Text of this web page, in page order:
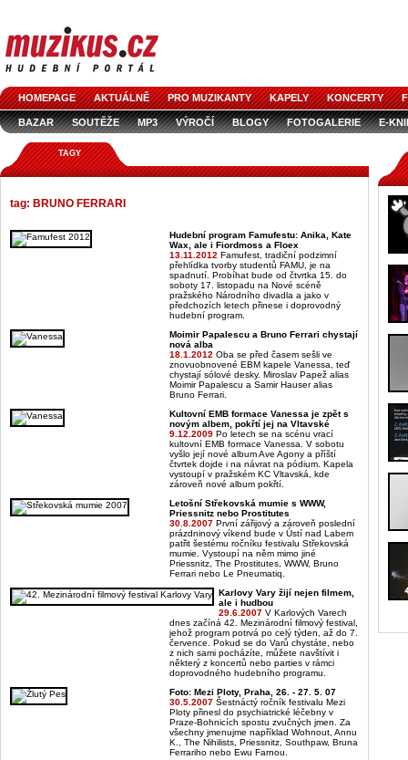
HOMEPAGE AKTUÁLNĚ PRO MUZIKANTY KAPELY KONCERTY
BAZAR SOUTĚŽE MP3 VÝROČÍ BLOGY FOTOGALERIE E-
TAGY
tag: BRUNO FERRARI
Hudební program Famufestu: Anika, Kate
Wax, ale i Fiordmoss a Floex
13.11.2012 Famufest, tradiční podzimní
přehlídka tvorby studentů FAMU, je na
spadnutí. Probíhat bude od čtvrtka 15. do
soboty 17. listopadu na Nové scéně
pražského Národního divadla a jako v
předchozích letech přinese i doprovodný
hudební program.
Moimir Papalescu a Bruno Ferrari chystají
nová alba
18.1.2012 Oba se před časem sešli ve
znovuobnovené EBM kapele Vanessa, teď
chystají sólové desky. Miroslav Papež alias
Moimir Papalescu a Samir Hauser alias
Bruno Ferrari.
Kultovní EMB formace Vanessa je zpět s
novým albem, pokřtí jej na Vltavské
9.12.2009 Po letech se na scénu vrací
kultovní EMB formace Vanessa. V sobotu
vyšlo její nové album Ave Agony a příští
čtvrtek dojde i na návrat na pódium. Kapela
vystoupí v pražském KC Vltavská, kde
zároveň nové album pokřtí.
Letošní Střekovská mumie s WWW,
Priessnitz nebo Prostitutes
30.8.2007 První zářijový a zároveň poslední
prázdninový víkend bude v Ústí nad Labem
patřit šestému ročníku festivalu Střekovská
mumie. Vystoupí na něm mimo jiné
Priessnitz, The Prostitutes, WWW, Bruno
Ferrari nebo Le Pneumatiq.
Karlovy Vary žijí nejen filmem,
ale i hudbou
29.6.2007 V Karlových Varech
dnes začíná 42. Mezinárodní filmový festival,
jehož program potrvá po celý týden, až do 7.
července. Pokud se do Varů chystáte, nebo
z nich sami pocházíte, můžete navštívit i
některý z koncertů nebo parties v rámci
doprovodného hudebního programu.
Foto: Mezi Ploty, Praha, 26. - 27. 5. 07
30.5.2007 Šestnáctý ročník festivalu Mezi
Ploty přinesl do psychiatrické léčebny v
Praze-Bohnicích spostu zvučných jmen. Za
všechny jmenujme například Wohnout, Annu
K., The Nihilists, Priessnitz, Southpaw, Bruna
Ferrariho nebo Ewu Farnou.